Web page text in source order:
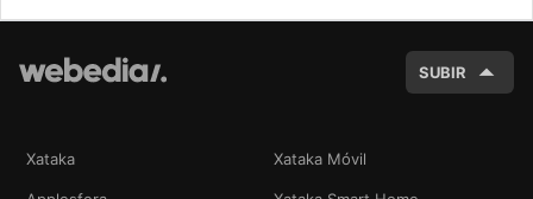
SUBIR
Xataka Xataka Móvil